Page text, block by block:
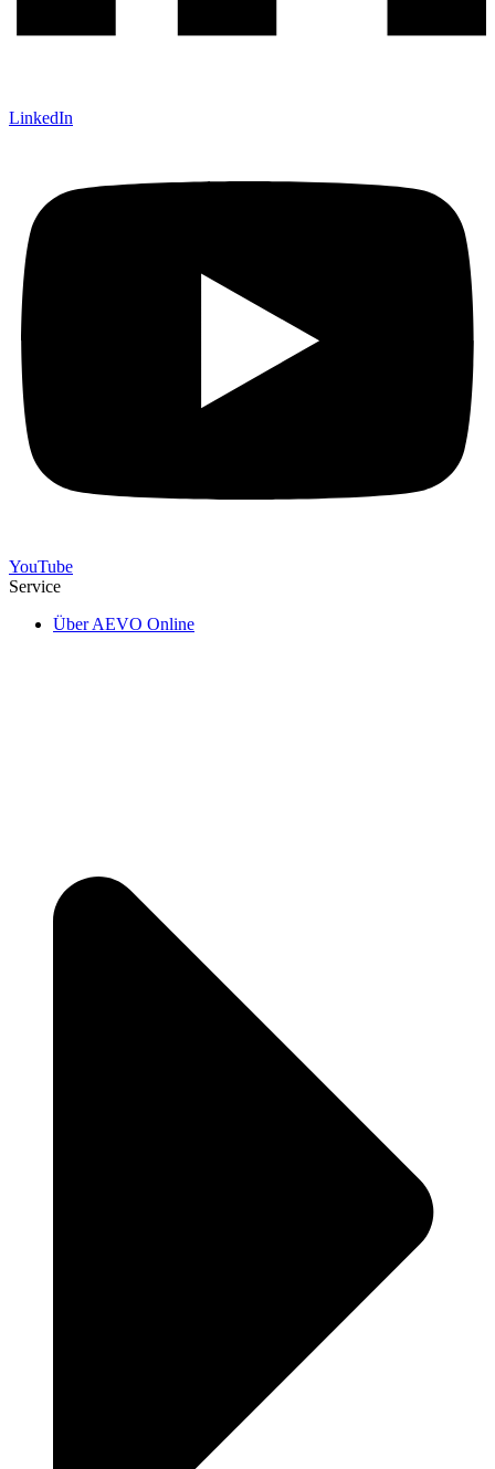
LinkedIn
YouTube
Service
Über AEVO Online